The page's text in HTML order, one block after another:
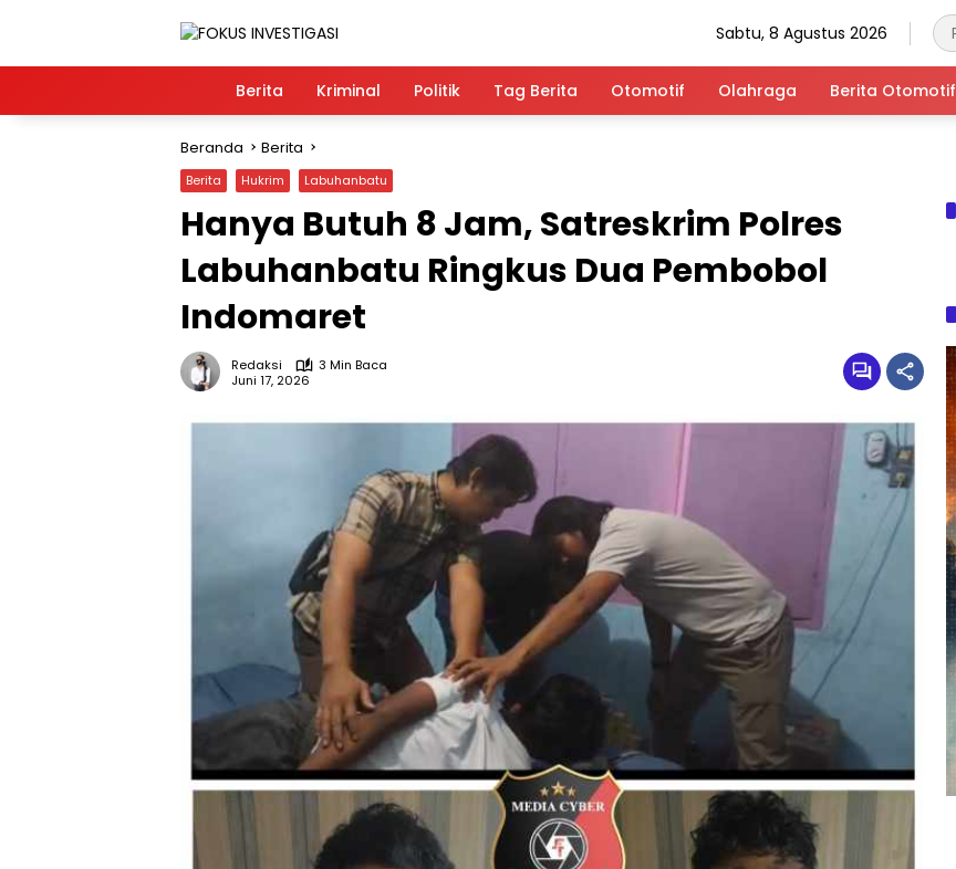
Sabtu, 8 Agustus 2026
HomeBerita Kriminal Politik Tag Berita Otomotif Olahraga Berita Otomotif
Beranda Berita
Berita Hukrim Labuhanbatu
Hanya Butuh 8 Jam, Satreskrim Polres
Labuhanbatu Ringkus Dua Pembobol
Indomaret
Redaksi
3 Min Baca
Juni 17, 2026